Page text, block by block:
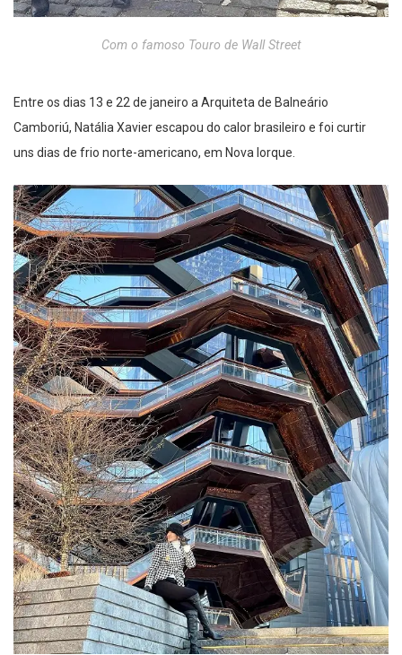
Com o famoso Touro de Wall Street
Entre os dias 13 e 22 de janeiro a Arquiteta de Balneário
Camboriú, Natália Xavier escapou do calor brasileiro e foi curtir
uns dias de frio norte-americano, em Nova Iorque.